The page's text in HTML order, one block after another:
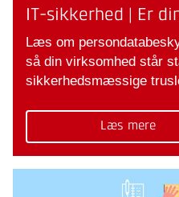
IT-sikkerhed | Er
Læs om
så din virksomhed står
sikkerhedsmæssige
Læs mere